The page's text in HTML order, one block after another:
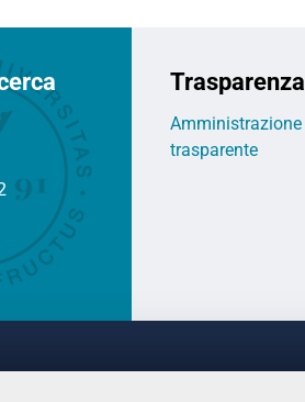
Trasparenza
Amministrazione
trasparente
STUDI DI FERRARA